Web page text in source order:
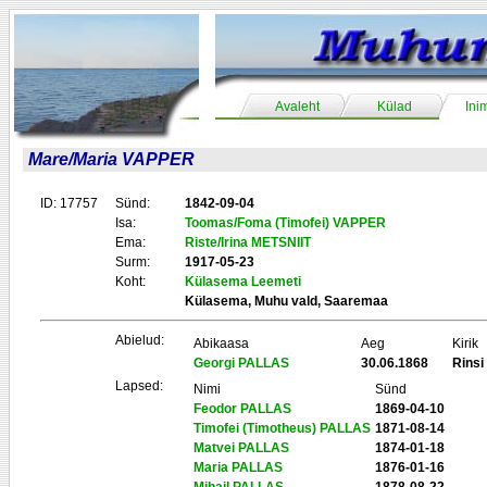
Avaleht Külad
Mare/Maria VAPPER
ID: 17757 Sünd:
1842-09-04
Isa:
Toomas/Foma (Timofei) VAPPER
Ema:
Riste/Irina METSNIIT
Surm:
1917-05-23
Koht:
Külasema Leemeti
Külasema, Muhu vald, Saaremaa
Abielud: Abikaasa Aeg
Kirik
Georgi PALLAS
30.06.1868
Rinsi
Lapsed:
Nimi
Sünd
Feodor PALLAS
1869-04-10
Timofei (Timotheus) PALLAS 1871-08-14
Matvei PALLAS
1874-01-18
Maria PALLAS
1876-01-16